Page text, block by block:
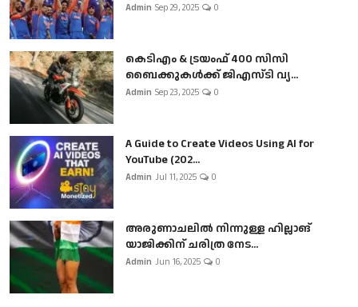
Admin Sep 29, 2025 0
കെടിഎം & ട്രയംഫ് 400 സിസി
ബൈക്കുകൾക്ക് ജിഎസ്ടി വ്യ...
Admin Sep 23, 2025 0
A Guide to Create Videos Using AI for
YouTube (202...
Admin Jul 11, 2025 0
അരുണാചലിൽ നിന്നുള്ള ഹില്ലാങ്
യാജിക്കിന് ചരിത്ര നേട...
Admin Jun 16, 2025 0